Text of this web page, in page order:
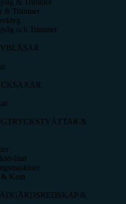
& Trimmer
& Trimmer
och Trimmer
&
& Kem
&